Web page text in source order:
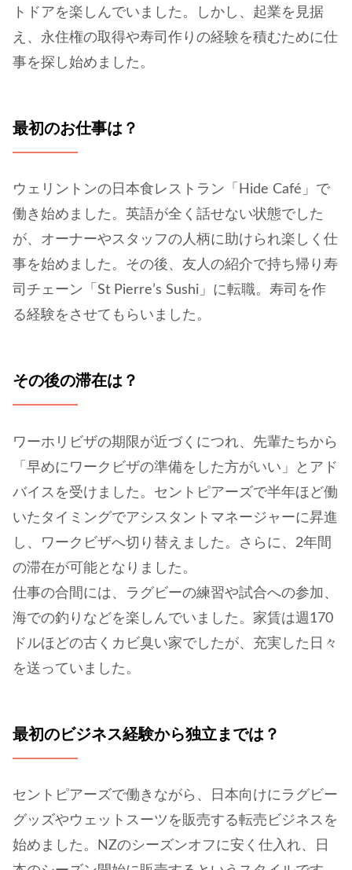
トドアを楽しんでいました。しかし、起業を見据
え、永住権の取得や寿司作りの経験を積むために仕
事を探し始めました。
最初のお仕事は？
ウェリントンの日本食レストラン「Hide Café」で
働き始めました。英語が全く話せない状態でした
が、オーナーやスタッフの人柄に助けられ楽しく仕
事を始めました。その後、友人の紹介で持ち帰り寿
司チェーン「St Pierre’s Sushi」に転職。寿司を作
る経験をさせてもらいました。
その後の滞在は？
ワーホリビザの期限が近づくにつれ、先輩たちから
「早めにワークビザの準備をした方がいい」とアド
バイスを受けました。セントピアーズで半年ほど働
いたタイミングでアシスタントマネージャーに昇進
し、ワークビザへ切り替えました。さらに、2年間
の滞在が可能となりました。
仕事の合間には、ラグビーの練習や試合への参加、
海での釣りなどを楽しんでいました。家賃は週170
ドルほどの古くカビ臭い家でしたが、充実した日々
を送っていました。
最初のビジネス経験から独立までは？
セントピアーズで働きながら、日本向けにラグビー
グッズやウェットスーツを販売する転売ビジネスを
始めました。NZのシーズンオフに安く仕入れ、日